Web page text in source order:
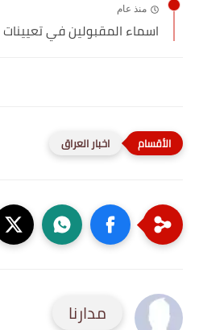
منذ عام
اسماء المقبولين في تعيينات 19801 المدرسين العقود
اخبار العراق
مدارنا